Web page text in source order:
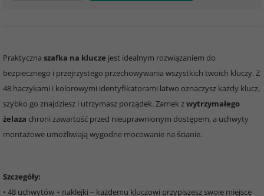
Praktyczna szafka na klucze jest idealnym rozwiązaniem do
bezpiecznego i przejrzystego przechowywania wszystkich twoich kluczy. Z
48 haczykami i kolorowymi identyfikatorami łatwo oznaczysz każdy klucz,
szybko go znajdziesz i utrzymasz porządek. Zamek zwytrzymałego
żelaza chroni zawartość przed nieuprawnionym dostępem, a uchwyty
montażowe umożliwiają wygodne mocowanie na ścianie.
Szczegóły:
• 48 uchwytów + naklejki – każdemu kluczowi przypiszesz swoje miejsce